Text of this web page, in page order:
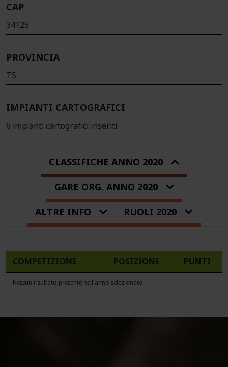
CAP
34125
PROVINCIA
TS
IMPIANTI CARTOGRAFICI
6 impianti cartografici inseriti
CLASSIFICHE ANNO 2020
GARE ORG. ANNO 2020
ALTRE INFO
RUOLI 2020
COMPETIZIONE POSIZIONE PUNTI
Nessun risultato presente nell'anno selezionato